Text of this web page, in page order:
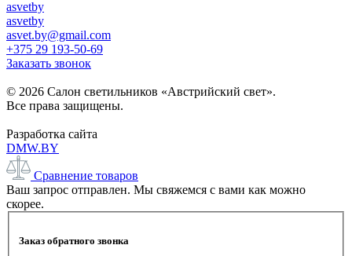
asvetby
asvetby
asvet.by@gmail.com
+375 29 193-50-69
Заказать звонок
© 2026 Салон светильников «Австрийский свет».
Все права защищены.
Разработка сайта
DMW.BY
Сравнение товаров
Ваш запрос отправлен. Мы свяжемся с вами как можно
скорее.
Заказ обратного звонка